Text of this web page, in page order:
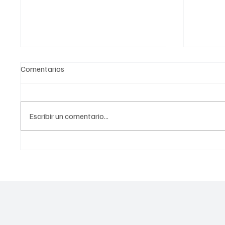
Comentarios
Escribir un comentario...